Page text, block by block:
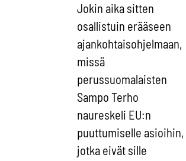
Jokin aika sitten
osallistuin erääseen
ajankohtaisohjelmaan,
missä
perussuomalaisten
Sampo Terho
naureskeli EU:n
puuttumiselle asioihin,
jotka eivät sille